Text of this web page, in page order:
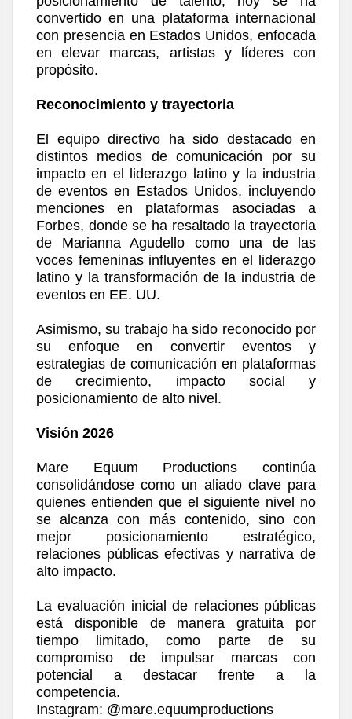
convertido en una plataforma internacional
con presencia en Estados Unidos, enfocada
en elevar marcas, artistas y líderes con
propósito.
Reconocimiento y trayectoria
El equipo directivo ha sido destacado en
distintos medios de comunicación por su
impacto en el liderazgo latino y la industria
de eventos en Estados Unidos, incluyendo
menciones en plataformas asociadas a
Forbes, donde se ha resaltado la trayectoria
de Marianna Agudello como una de las
voces femeninas influyentes en el liderazgo
latino y la transformación de la industria de
eventos en EE. UU.
Asimismo, su trabajo ha sido reconocido por
su enfoque en convertir eventos y
estrategias de comunicación en plataformas
de crecimiento, impacto social y
posicionamiento de alto nivel.
Visión 2026
Mare Equum Productions continúa
consolidándose como un aliado clave para
quienes entienden que el siguiente nivel no
se alcanza con más contenido, sino con
mejor posicionamiento estratégico,
relaciones públicas efectivas y narrativa de
alto impacto.
La evaluación inicial de relaciones públicas
está disponible de manera gratuita por
tiempo limitado, como parte de su
compromiso de impulsar marcas con
potencial a destacar frente a la
competencia.
Instagram: @mare.equumproductions